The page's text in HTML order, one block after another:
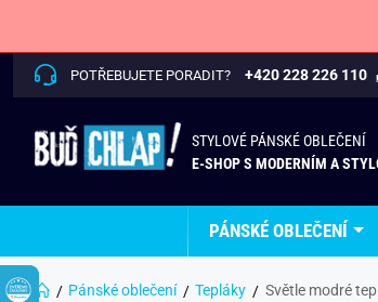
POTŘEBUJETE PORADIT? +420 228 226 110
STYLOVÉ PÁNSKÉ OBLEČENÍ
E-SHOP S MODERNÍM A
PÁNSKÉ OBLEČENÍ
Pánské oblečení Tepláky Světle modré